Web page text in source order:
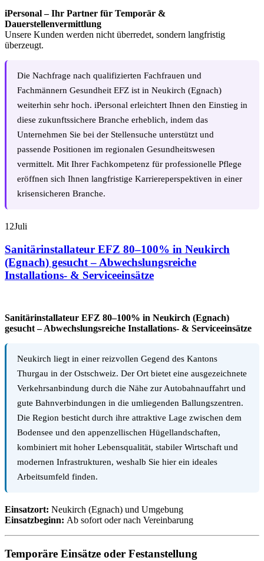
iPersonal – Ihr Partner für Temporär &
Dauerstellenvermittlung
Unsere Kunden werden nicht überredet, sondern langfristig
überzeugt.
Die Nachfrage nach qualifizierten Fachfrauen und
Fachmännern Gesundheit EFZ ist in Neukirch (Egnach)
weiterhin sehr hoch. iPersonal erleichtert Ihnen den Einstieg in
diese zukunftssichere Branche erheblich, indem das
Unternehmen Sie bei der Stellensuche unterstützt und
passende Positionen im regionalen Gesundheitswesen
vermittelt. Mit Ihrer Fachkompetenz für professionelle Pflege
eröffnen sich Ihnen langfristige Karriereperspektiven in einer
krisensicheren Branche.
12Juli
Sanitärinstallateur EFZ 80–100% in Neukirch
(Egnach) gesucht – Abwechslungsreiche
Installations- & Serviceeinsätze
Sanitärinstallateur EFZ 80–100% in Neukirch (Egnach)
gesucht – Abwechslungsreiche Installations- & Serviceeinsätze
Neukirch liegt in einer reizvollen Gegend des Kantons
Thurgau in der Ostschweiz. Der Ort bietet eine ausgezeichnete
Verkehrsanbindung durch die Nähe zur Autobahnauffahrt und
gute Bahnverbindungen in die umliegenden Ballungszentren.
Die Region besticht durch ihre attraktive Lage zwischen dem
Bodensee und den appenzellischen Hügellandschaften,
kombiniert mit hoher Lebensqualität, stabiler Wirtschaft und
modernen Infrastrukturen, weshalb Sie hier ein ideales
Arbeitsumfeld finden.
Einsatzort: Neukirch (Egnach) und Umgebung
Einsatzbeginn: Ab sofort oder nach Vereinbarung
Temporäre Einsätze oder Festanstellung